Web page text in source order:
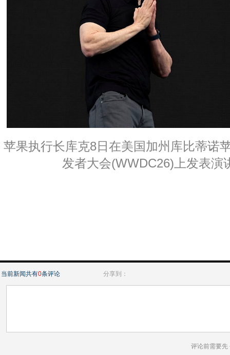
苹果执行长库克8日在美国加州库比蒂诺
发者大会(WWDC26)上发表演
当前新闻共有0条评论 分享到：
评论前需要先